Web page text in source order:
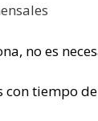
no es
con tiempo